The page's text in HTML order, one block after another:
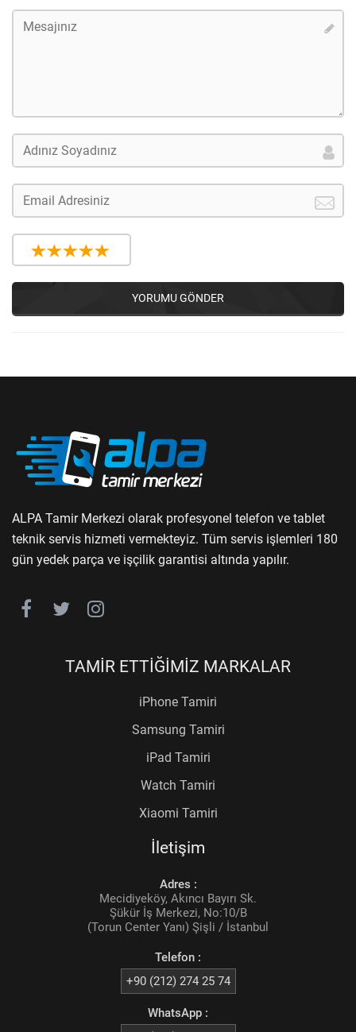
YORUMU GÖNDER
ALPA Tamir Merkezi olarak profesyonel telefon ve tablet
teknik servis hizmeti vermekteyiz. Tüm servis işlemleri 180
gün yedek parça ve işçilik garantisi altında yapılır.
TAMİR ETTİĞİMİZ MARKALAR
iPhone Tamiri
Samsung Tamiri
iPad Tamiri
Watch Tamiri
Xiaomi Tamiri
İletişim
Adres :
Mecidiyeköy, Akıncı Bayırı Sk.
Şükür İş Merkezi, No:10/B
(Torun Center Yanı) Şişli / İstanbul
Telefon :
+90 (212) 274 25 74
WhatsApp :